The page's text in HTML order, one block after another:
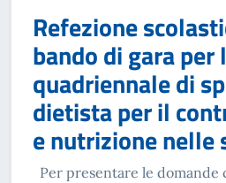
Refezione
bando di gara per
quadriennale di
dietista per il
e nutrizione nelle
Per presentare le domande